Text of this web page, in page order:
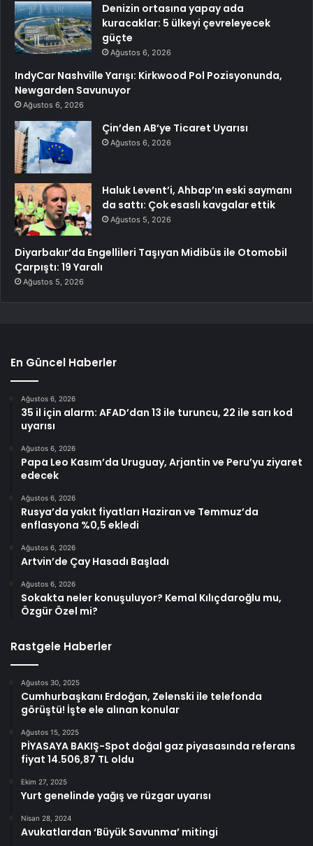
Denizin ortasına yapay ada
kuracaklar: 5 ülkeyi çevreleyecek
güçte
Ağustos 6, 2026
IndyCar Nashville Yarışı: Kirkwood Pol Pozisyonunda,
Newgarden Savunuyor
Ağustos 6, 2026
Çin’den AB’ye Ticaret Uyarısı
Ağustos 6, 2026
Haluk Levent’i, Ahbap’ın eski saymanı
da sattı: Çok esaslı kavgalar ettik
Ağustos 5, 2026
Diyarbakır’da Engellileri Taşıyan Midibüs ile Otomobil
Çarpıştı: 19 Yaralı
Ağustos 5, 2026
En Güncel Haberler
Ağustos 6, 2026
35 il için alarm: AFAD’dan 13 ile turuncu, 22 ile sarı kod
uyarısı
Ağustos 6, 2026
Papa Leo Kasım’da Uruguay, Arjantin ve Peru’yu ziyaret
edecek
Ağustos 6, 2026
Rusya’da yakıt fiyatları Haziran ve Temmuz’da
enflasyona %0,5 ekledi
Ağustos 6, 2026
Artvin’de Çay Hasadı Başladı
Ağustos 6, 2026
Sokakta neler konuşuluyor? Kemal Kılıçdaroğlu mu,
Özgür Özel mi?
Rastgele Haberler
Ağustos 30, 2025
Cumhurbaşkanı Erdoğan, Zelenski ile telefonda
görüştü! İşte ele alınan konular
Ağustos 15, 2025
PİYASAYA BAKIŞ-Spot doğal gaz piyasasında referans
fiyat 14.506,87 TL oldu
Ekim 27, 2025
Yurt genelinde yağış ve rüzgar uyarısı
Nisan 28, 2024
Avukatlardan ‘Büyük Savunma’ mitingi